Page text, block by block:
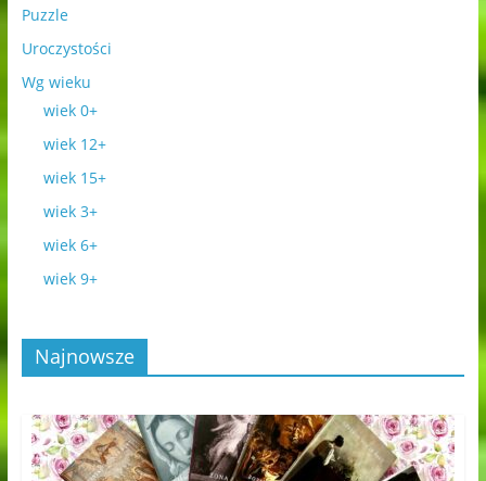
Puzzle
Uroczystości
Wg wieku
wiek 0+
wiek 12+
wiek 15+
wiek 3+
wiek 6+
wiek 9+
Najnowsze